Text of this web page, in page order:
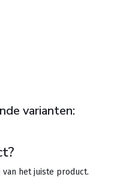
varianten:
het juiste product.